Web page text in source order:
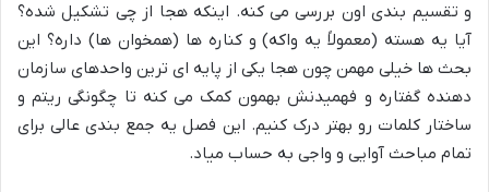
و تقسیم بندی اون بررسی می کنه. اینکه هجا از چی تشکیل شده؟
آیا یه هسته (معمولاً یه واکه) و کناره ها (همخوان ها) داره؟ این
بحث ها خیلی مهمن چون هجا یکی از پایه ای ترین واحدهای سازمان
دهنده گفتاره و فهمیدنش بهمون کمک می کنه تا چگونگی ریتم و
ساختار کلمات رو بهتر درک کنیم. این فصل یه جمع بندی عالی برای
تمام مباحث آوایی و واجی به حساب میاد.